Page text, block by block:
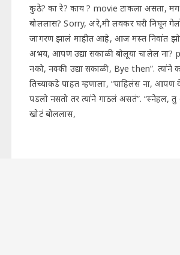
कुठे? का रे? काय ? movie टाकला असता, मग
बोललास? Sorry, अरे,मी लवकर घरी निघून
जागरण झालं माहीत आहे, आज मस्त निवांत
अभय, आपण उद्या सकाळी बोलूया चालेल ना?
नको, नक्की उद्या सकाळी, Bye then”.
तिच्याकडे पाहत म्हणाला, “पाहिलंस ना,
पडलो नसतो तर त्यांने गाठलं असतं”. “स्नेहल,
खोटं बोललास,